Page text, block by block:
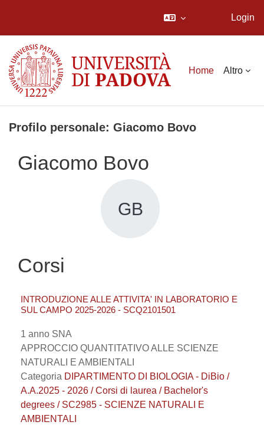
Login
Home Altro
Profilo personale: Giacomo Bovo
Giacomo Bovo
GB
Corsi
INTRODUZIONE ALLE ATTIVITA' IN LABORATORIO E
SUL CAMPO 2025-2026 - SCQ2101501
1 anno SNA
APPROCCIO QUANTITATIVO ALLE SCIENZE
NATURALI E AMBIENTALI
Categoria DIPARTIMENTO DI BIOLOGIA - DiBio /
A.A.2025 - 2026 / Corsi di laurea / Bachelor's
degrees / SC2985 - SCIENZE NATURALI E
AMBIENTALI